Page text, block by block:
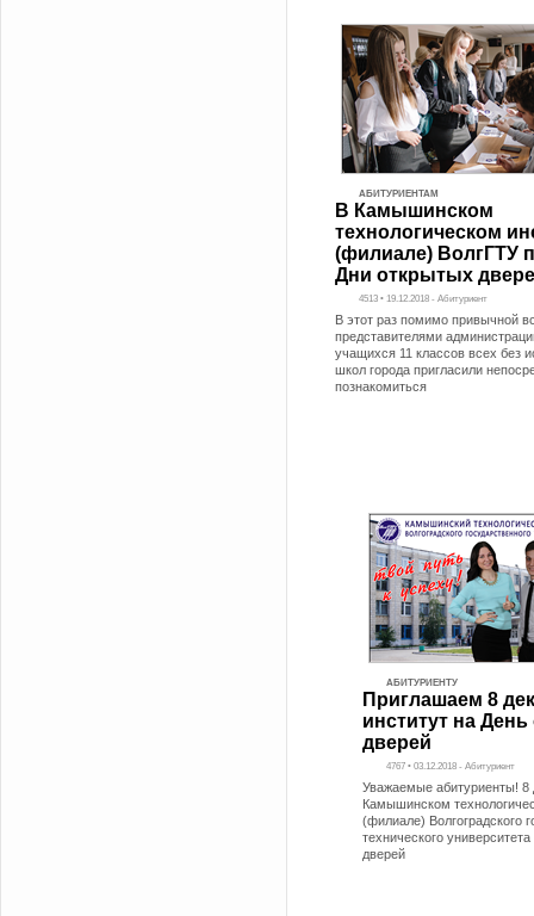
АБИТУРИЕНТАМ
В Камышинском
технологическом
(филиале) ВолгГТУ
Дни открытых
4513 • 19.12.2018 - Абитуриент
В этот раз помимо привычной
представителями
учащихся 11 классов всех без
школ города пригласили
познакомиться
АБИТУРИЕНТУ
Приглашаем 8
институт на
дверей
4767 • 03.12.2018 - Абитуриент
Уважаемые абитуриенты! 8
Камышинском
(филиале) Волгоградского
технического
дверей